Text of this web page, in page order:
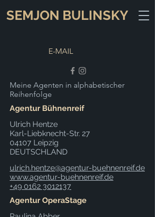
SEMJON BULINSKY
E-MAIL
Meine Agenten in alphabetischer
Reihenfolge
Agentur Bühnenreif
Ulrich Hentze
Karl-Liebknecht-Str. 27
04107 Leipzig
DEUTSCHLAND
ulrich.hentze@agentur-buehnenreif.de
www.agentur-buehnenreif.de
+49 0162 3012137
Agentur OperaStage